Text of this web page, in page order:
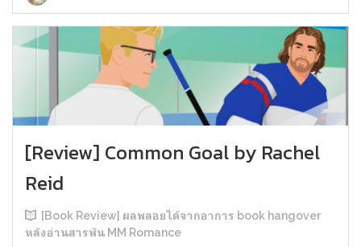
[Review] Common Goal by Rachel
Reid
[Book Review] ผลพลอยได้จากอาการ book hangover
หลังอ่านสารพัน MM Romance